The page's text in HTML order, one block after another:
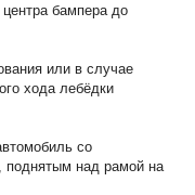
бампера до
или в случае
хода лебёдки
со
поднятым над рамой на